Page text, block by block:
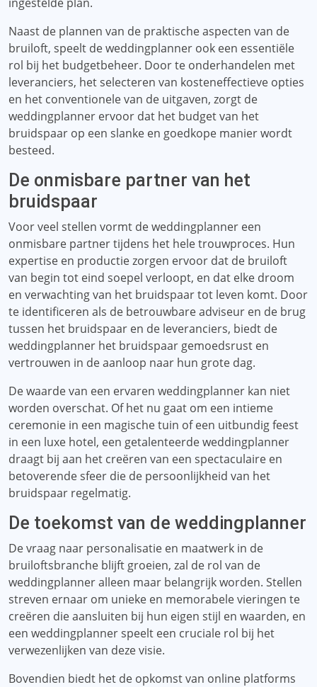
Naast de plannen van de praktische aspecten van de
bruiloft, speelt de weddingplanner ook een essentiële
rol bij het budgetbeheer. Door te onderhandelen met
leveranciers, het selecteren van kosteneffectieve opties
en het conventionele van de uitgaven, zorgt de
weddingplanner ervoor dat het budget van het
bruidspaar op een slanke en goedkope manier wordt
besteed.
De onmisbare partner van het
bruidspaar
Voor veel stellen vormt de weddingplanner een
onmisbare partner tijdens het hele trouwproces. Hun
expertise en productie zorgen ervoor dat de bruiloft
van begin tot eind soepel verloopt, en dat elke droom
en verwachting van het bruidspaar tot leven komt. Door
te identificeren als de betrouwbare adviseur en de brug
tussen het bruidspaar en de leveranciers, biedt de
weddingplanner het bruidspaar gemoedsrust en
vertrouwen in de aanloop naar hun grote dag.
De waarde van een ervaren weddingplanner kan niet
worden overschat. Of het nu gaat om een ​​intieme
ceremonie in een magische tuin of een uitbundig feest
in een luxe hotel, een getalenteerde weddingplanner
draagt ​​bij aan het creëren van een spectaculaire en
betoverende sfeer die de persoonlijkheid van het
bruidspaar regelmatig.
De toekomst van de weddingplanner
De vraag naar personalisatie en maatwerk in de
bruiloftsbranche blijft groeien, zal de rol van de
weddingplanner alleen maar belangrijk worden. Stellen
streven ernaar om unieke en memorabele vieringen te
creëren die aansluiten bij hun eigen stijl en waarden, en
een weddingplanner speelt een cruciale rol bij het
verwezenlijken van deze visie.
Bovendien biedt het de opkomst van online platforms